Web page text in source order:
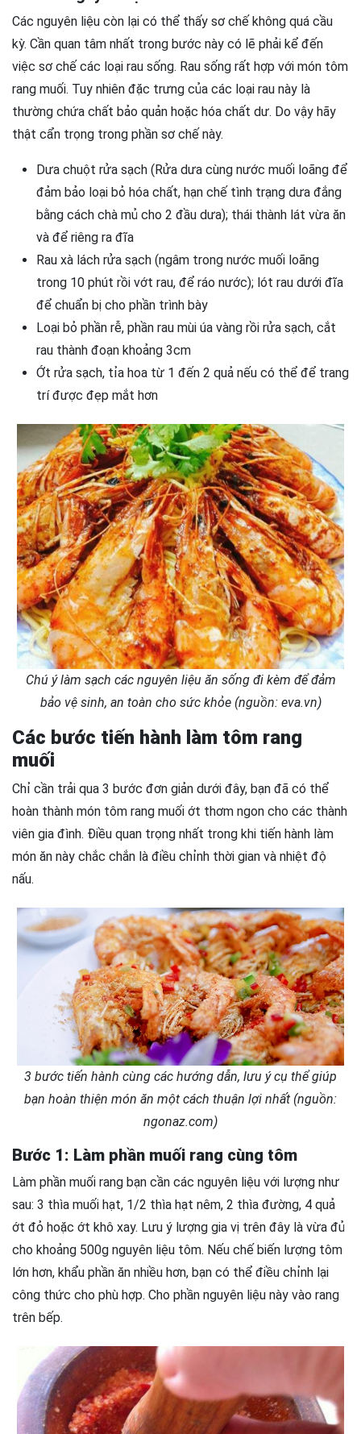
Các nguyên liệu còn lại có thể thấy sơ chế không quá cầu
kỳ. Cần quan tâm nhất trong bước này có lẽ phải kể đến
việc sơ chế các loại rau sống. Rau sống rất hợp với món tôm
rang muối. Tuy nhiên đặc trưng của các loại rau này là
thường chứa chất bảo quản hoặc hóa chất dư. Do vậy hãy
thật cẩn trọng trong phần sơ chế này.
Dưa chuột rửa sạch (Rửa dưa cùng nước muối loãng để
đảm bảo loại bỏ hóa chất, hạn chế tình trạng dưa đắng
bằng cách chà mủ cho 2 đầu dưa); thái thành lát vừa ăn
và để riêng ra đĩa
Rau xà lách rửa sạch (ngâm trong nước muối loãng
trong 10 phút rồi vớt rau, để ráo nước); lót rau dưới đĩa
để chuẩn bị cho phần trình bày
Loại bỏ phần rễ, phần rau mùi úa vàng rồi rửa sạch, cắt
rau thành đoạn khoảng 3cm
Ớt rửa sạch, tỉa hoa từ 1 đến 2 quả nếu có thể để trang
trí được đẹp mắt hơn
Chú ý làm sạch các nguyên liệu ăn sống đi kèm để đảm
bảo vệ sinh, an toàn cho sức khỏe (nguồn: eva.vn)
Các bước tiến hành làm tôm rang
muối
Chỉ cần trải qua 3 bước đơn giản dưới đây, bạn đã có thể
hoàn thành món tôm rang muối ớt thơm ngon cho các thành
viên gia đình. Điều quan trọng nhất trong khi tiến hành làm
món ăn này chắc chắn là điều chỉnh thời gian và nhiệt độ
nấu.
3 bước tiến hành cùng các hướng dẫn, lưu ý cụ thể giúp
bạn hoàn thiện món ăn một cách thuận lợi nhất (nguồn:
ngonaz.com)
Bước 1: Làm phần muối rang cùng tôm
Làm phần muối rang bạn cần các nguyên liệu với lượng như
sau: 3 thìa muối hạt, 1/2 thìa hạt nêm, 2 thìa đường, 4 quả
ớt đỏ hoặc ớt khô xay. Lưu ý lượng gia vị trên đây là vừa đủ
cho khoảng 500g nguyên liệu tôm. Nếu chế biến lượng tôm
lớn hơn, khẩu phần ăn nhiều hơn, bạn có thể điều chỉnh lại
công thức cho phù hợp. Cho phần nguyên liệu này vào rang
trên bếp.